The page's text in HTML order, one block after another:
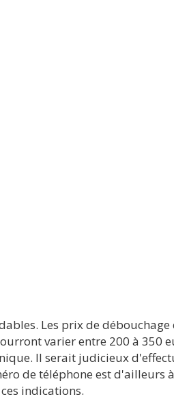
Les prix de débouchage
varier entre 200 à 350
Il serait judicieux
de téléphone est d'ailleurs
indications.